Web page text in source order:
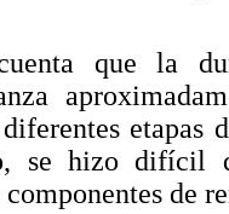
que la
etapas
se hizo difícil
de